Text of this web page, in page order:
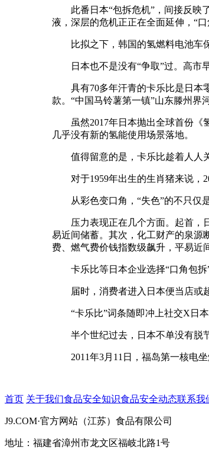
此番日本“包拆危机”，间接反映了
液，深层的危机正正在全面延伸，“
比拟之下，韩国的氢燃料电池车保
日本也不是没有“争取”过。高市早
具有70多年汗青的卡乐比是日本零
款。“中国马铃薯第一镇”山东滕州界
虽然2017年日本抛出全球首份《氢
几乎没有新的氢能使用场景落地。
值得留意的是，卡乐比趁着人人关
对于1959年出生的生肖猪来说，
从彩色变口角，“失色”的不只仅是
压力表现正在几个方面。起首，日
易近间储蓄。其次，化工财产的泉源
费、燃气费价钱指数级飙升，平易近
卡乐比等日本企业选择“口角包拆”
届时，消费者进入日本便当店或超
“卡乐比”词条随即冲上社交X日本
半个世纪过去，日本不单没有脱节
2011年3月11日，福岛第一核电坐
首页 关于我们食品安全知识食品安全动态联系我
J9.COM·官方网站（江苏）食品有限公司
地址：福建省漳州市龙文区福岐北路1号